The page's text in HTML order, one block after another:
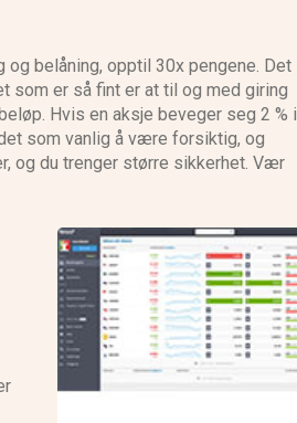
belåning, opptil 30x pengene. Det
som er så fint er at til og med giring
Hvis en aksje beveger seg 2 % i
som vanlig å være forsiktig, og
og du trenger større sikkerhet. Vær